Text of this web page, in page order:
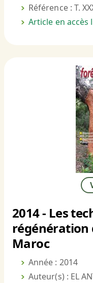
Référence : T.
Article en
2014 - Les
régénération
Maroc
Année : 2014
Auteur(s) : EL